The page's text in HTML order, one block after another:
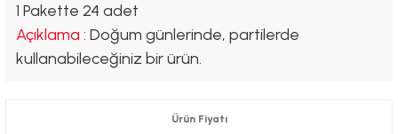
1 Pakette 24 adet
Açıklama : Doğum günlerinde, partilerde
kullanabileceğiniz bir ürün.
Ürün Fiyatı